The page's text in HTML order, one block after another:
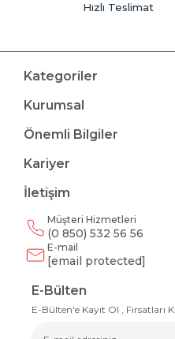
Hızlı Teslimat
Kategoriler
Kurumsal
Önemli Bilgiler
Kariyer
İletişim
Müşteri Hizmetleri
(0 850) 532 56 56
E-mail
[email protected]
E-Bülten
E-Bülten'e Kayıt Ol , Fırsatları